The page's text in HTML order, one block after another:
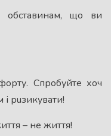
обставинам, що ви
Спробуйте хоч
і рuзикувати!
– не життя!